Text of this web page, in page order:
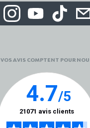
VOS AVIS COMPTENT POUR